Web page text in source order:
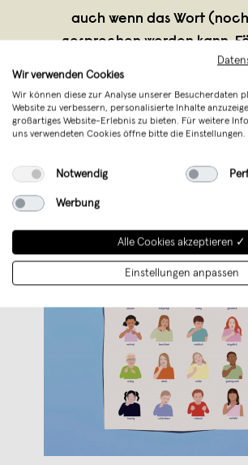
auch wenn das Wort
gesprochen werden kann.
Spracherwerb: Dur...
Weiterlesen
Wir verwenden Cookies
Wir können diese zur Analyse unserer Besucherdaten
Website zu verbessern, personalisierte Inhalte
großartiges Website-Erlebnis zu bieten. Für weitere
uns verwendeten Cookies öffne bitte die Einstellungen.
Notwendig
Werbung
Alle Cookies akzeptieren ✓
Einstellungen anpassen